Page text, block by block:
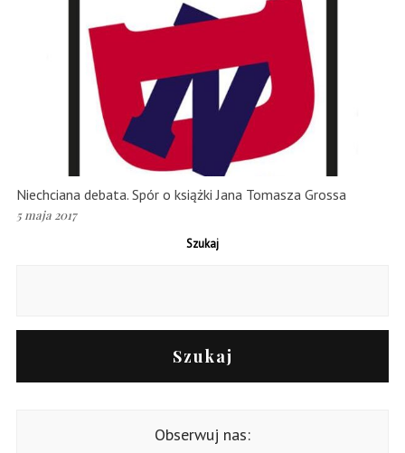
Niechciana debata. Spór o książki Jana Tomasza Grossa
5 maja 2017
Szukaj
Szukaj
Obserwuj nas: